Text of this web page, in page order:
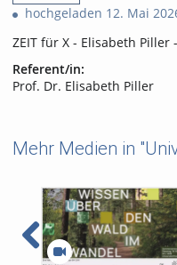
hochgeladen 12. Mai
ZEIT für X - Elisabeth
Referent/in:
Prof. Dr. Elisabeth Piller
Mehr Medien in